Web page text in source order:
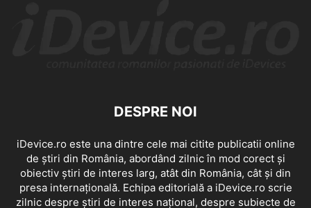
DESPRE NOI
iDevice.ro este una dintre cele mai citite publicatii online
de știri din România, abordând zilnic în mod corect și
obiectiv știri de interes larg, atât din România, cât și din
presa internațională. Echipa editorială a iDevice.ro scrie
zilnic despre știri de interes național, despre subiecte de